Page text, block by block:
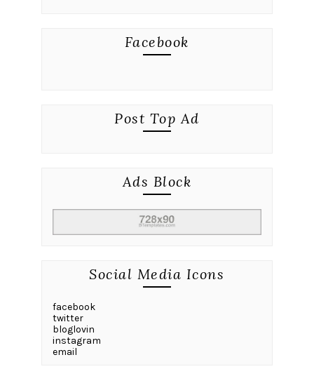
Facebook
Post Top Ad
Ads Block
Social Media Icons
facebook
twitter
bloglovin
instagram
email